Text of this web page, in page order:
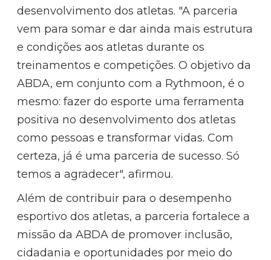
desenvolvimento dos atletas. "A parceria
vem para somar e dar ainda mais estrutura
e condições aos atletas durante os
treinamentos e competições. O objetivo da
ABDA, em conjunto com a Rythmoon, é o
mesmo: fazer do esporte uma ferramenta
positiva no desenvolvimento dos atletas
como pessoas e transformar vidas. Com
certeza, já é uma parceria de sucesso. Só
temos a agradecer", afirmou.
Além de contribuir para o desempenho
esportivo dos atletas, a parceria fortalece a
missão da ABDA de promover inclusão,
cidadania e oportunidades por meio do